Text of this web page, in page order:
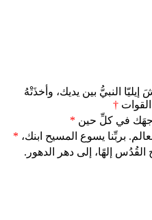
إيليّا النبيُّ بين يديك، وأخذَتْهُ
†
وجهَك في كلِّ حين *
بربِّنا يسوع المسيح ابنك، *
القُدُس إلهًا، إلى دهر الدهور.